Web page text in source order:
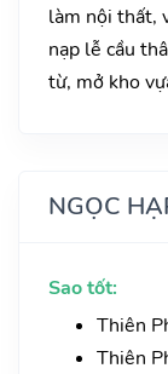
làm nội thất,
nạp lễ cầu
từ, mở kho
NGỌC
Sao tốt:
Thiên
Thiên